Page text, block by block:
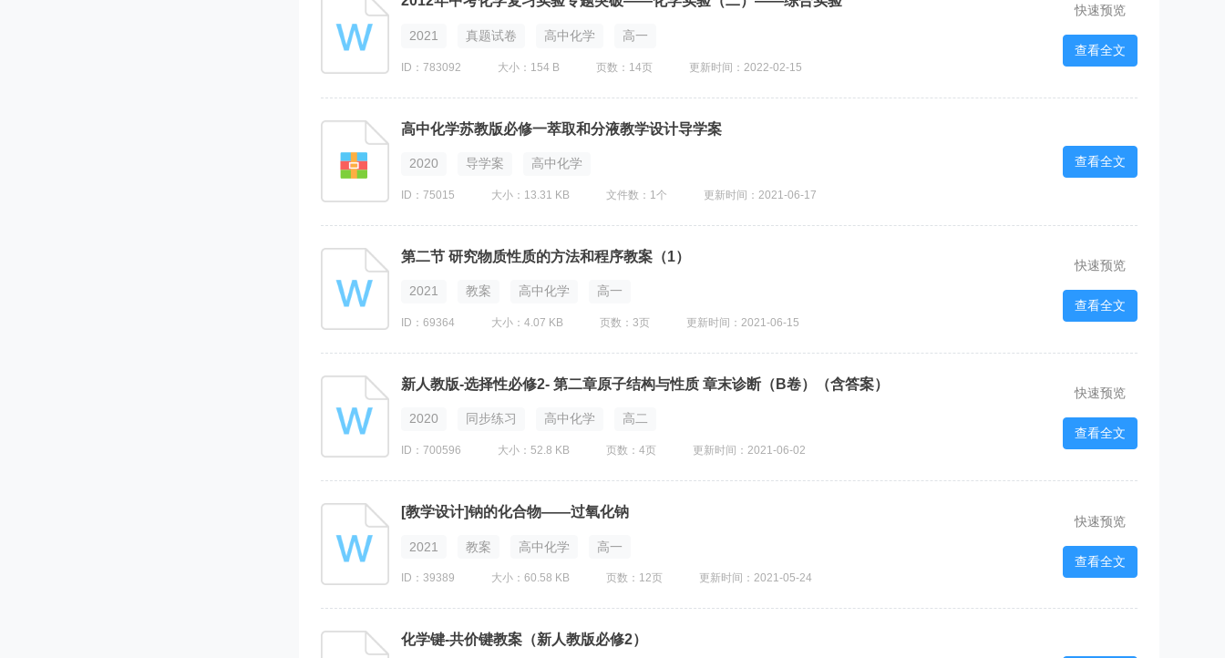
2021 真题试卷 高中化学 高一
ID：783092 大小：154 B 页数：14页 更新时间：2022-02-15
快速预览
查看全文
高中化学苏教版必修一萃取和分液教学设计导学案
2020 导学案 高中化学
ID：75015 大小：13.31 KB 文件数：1个 更新时间：2021-06-17
查看全文
第二节 研究物质性质的方法和程序教案（1）
2021 教案 高中化学 高一
ID：69364 大小：4.07 KB 页数：3页 更新时间：2021-06-15
快速预览
查看全文
新人教版-选择性必修2- 第二章原子结构与性质 章末诊断（B卷）（含答案）
2020 同步练习 高中化学 高二
ID：700596 大小：52.8 KB 页数：4页 更新时间：2021-06-02
快速预览
查看全文
[教学设计]钠的化合物——过氧化钠
2021 教案 高中化学 高一
ID：39389 大小：60.58 KB 页数：12页 更新时间：2021-05-24
快速预览
查看全文
化学键-共价键教案（新人教版必修2）